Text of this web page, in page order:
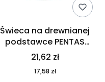
Świeca na drewnianej
podstawce PENTAS
MO6282-40
21,62 zł
17,58 zł